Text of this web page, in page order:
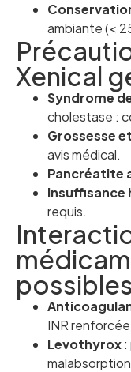
ambiante (<
Xenical
Syndrome
cholestase :
Grossesse
avis médical.
Pancréatite
Insuffisance
requis.
possibles
INR
Levothyrox: